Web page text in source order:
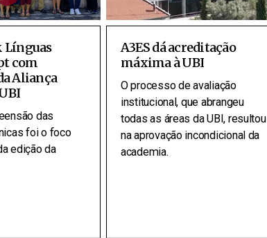
Línguas
com
Aliança
das
foi o foco
edição da
A3ES dá acreditação
máxima à UBI
O processo de avaliação
institucional, que abrangeu
todas as áreas da UBI, resultou
na aprovação incondicional da
academia.